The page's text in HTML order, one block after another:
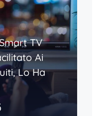
TV
Ai
Lo Ha